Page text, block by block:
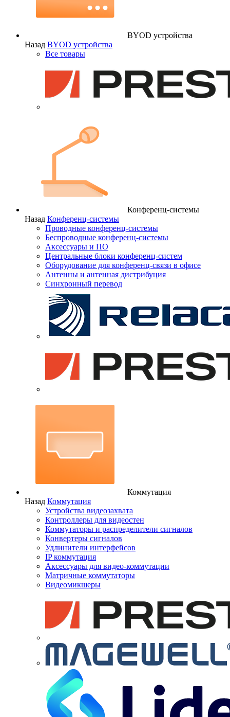
BYOD устройства
Назад BYOD устройства
Все товары
Конференц-системы
Назад Конференц-системы
Проводные конференц-системы
Беспроводные конференц-системы
Аксессуары и ПО
Центральные блоки конференц-систем
Оборудование для конференц-связи в офисе
Антенны и антенная дистрибуция
Синхронный перевод
Коммутация
Назад Коммутация
Устройства видеозахвата
Контроллеры для видеостен
Коммутаторы и распределители сигналов
Конвертеры сигналов
Удлинители интерфейсов
IP коммутация
Аксессуары для видео-коммутации
Матричные коммутаторы
Видеомикшеры